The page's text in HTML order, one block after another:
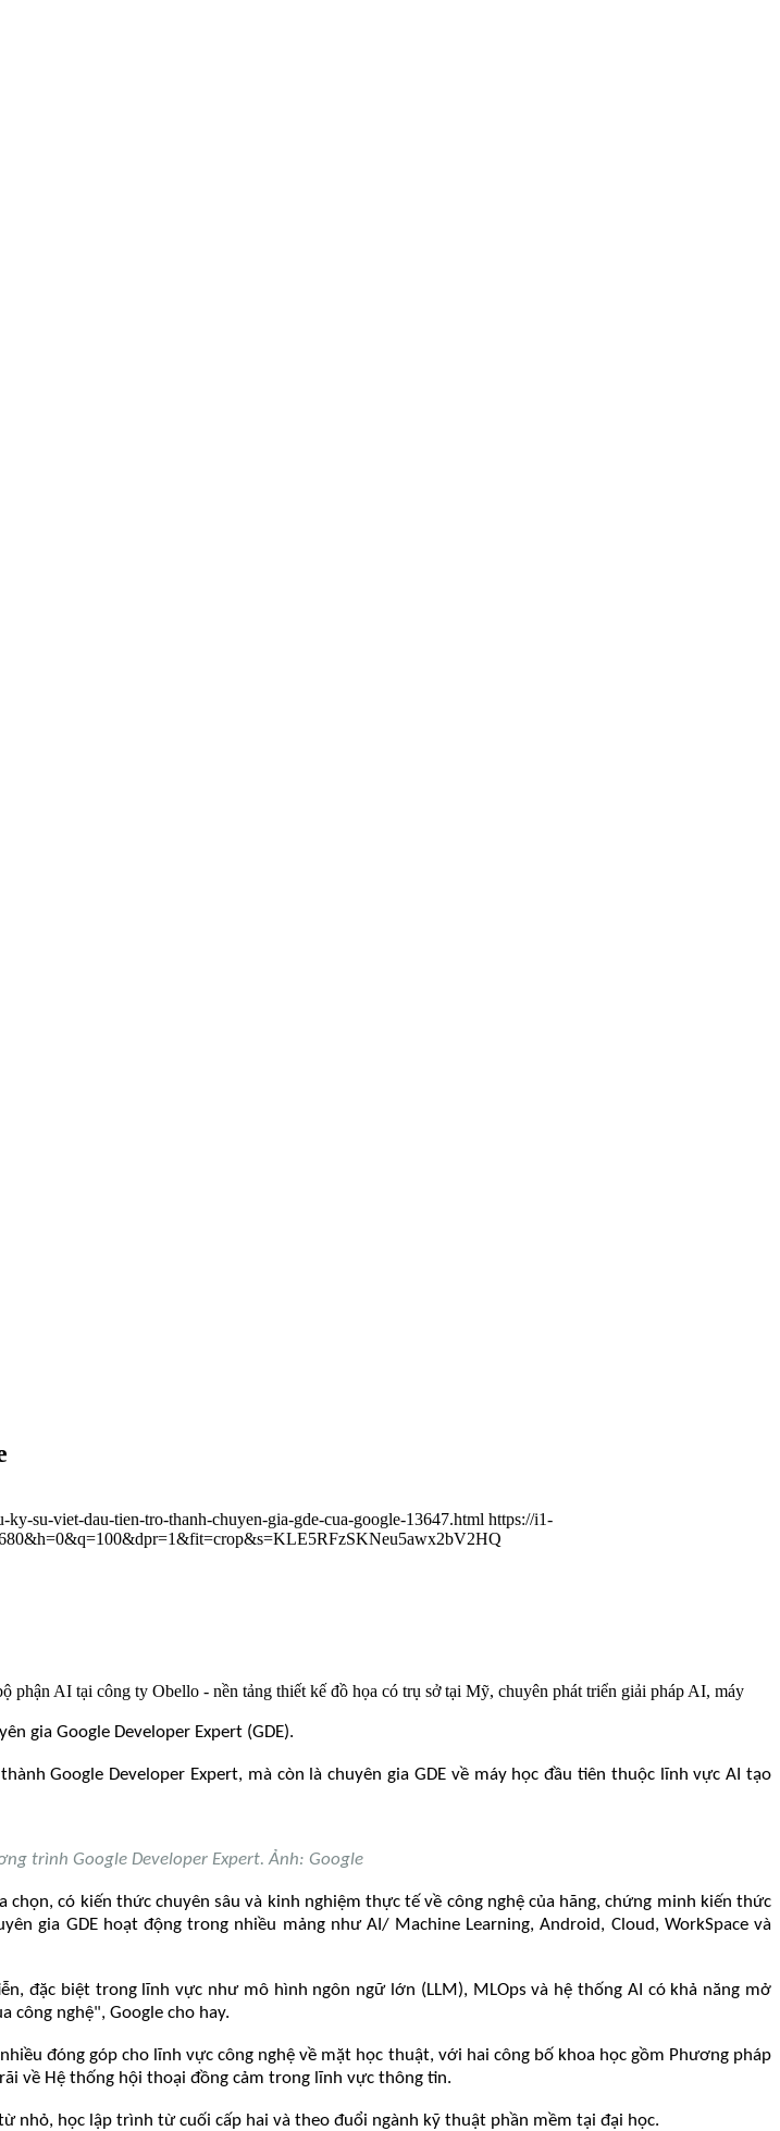
su-viet-dau-tien-tro-thanh-chuyen-gia-gde-cua-google-13647.html https://i1-
AI tại công ty Obello - nền tảng thiết kế đồ họa có trụ sở tại Mỹ, chuyên phát triển giải pháp AI, máy
gia Google Developer Expert (GDE).
Google Developer Expert, mà còn là chuyên gia GDE về máy học đầu tiên thuộc lĩnh vực AI tạo
trình Google Developer Expert. Ảnh: Google
có kiến thức chuyên sâu và kinh nghiệm thực tế về công nghệ của hãng, chứng minh kiến thức
gia GDE hoạt động trong nhiều mảng như AI/ Machine Learning, Android, Cloud, WorkSpace và
đặc biệt trong lĩnh vực như mô hình ngôn ngữ lớn (LLM), MLOps và hệ thống AI có khả năng mở
công nghệ", Google cho hay.
đóng góp cho lĩnh vực công nghệ về mặt học thuật, với hai công bố khoa học gồm Phương pháp
về Hệ thống hội thoại đồng cảm trong lĩnh vực thông tin.
nhỏ, học lập trình từ cuối cấp hai và theo đuổi ngành kỹ thuật phần mềm tại đại học.